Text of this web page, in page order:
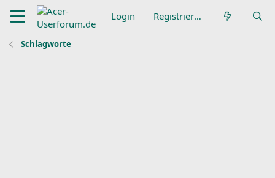
Login Registrieren
Schlagworte